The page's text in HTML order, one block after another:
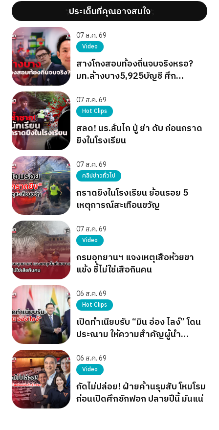
';ประเด็นที่คุณอาจสนใจ';
07 ส.ค. 69
Video
สางโกงสอบท้องถิ่นจบจริงหรอ?
มท.ล้างบาง5,925บัญชี ศึก
07 ส.ค. 69
Hot Clips
สลด! นร.ลั่นไก ปู่ ย่า ดับ ก่อนกราด
ยิงในโรงเรียน
07 ส.ค. 69
คลิปข่าวทั่วไป
กราดยิงในโรงเรียน ย้อนรอย 5
เหตุการณ์สะเทือนขวัญ
07 ส.ค. 69
Video
กรมอุทยานฯ แจงเหตุเสือห้วยขา
แข้ง ชี้ไม่ใช่เสือกินคน
06 ส.ค. 69
Hot Clips
เปิดทำเนียบรับ “มิน อ่อง ไลง์” โดน
ประณาม ให้ความสำคัญผู้นำ
06 ส.ค. 69
Video
กัดไม่ปล่อย! ฝ่ายค้านรุมสับ โหมโรม
ก่อนเปิดศึกซักฟอก ปลายปีนี้ มันแน่